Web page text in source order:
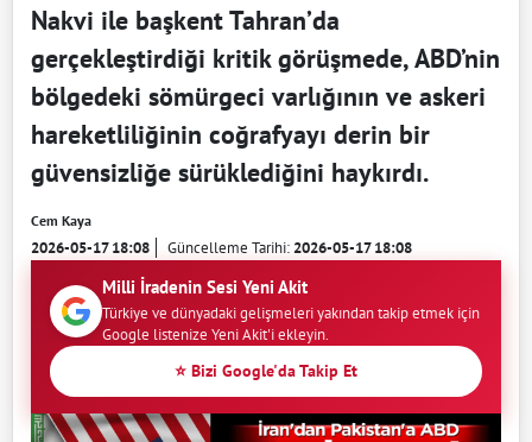
Nakvi ile başkent Tahran’da
gerçekleştirdiği kritik görüşmede, ABD’nin
bölgedeki sömürgeci varlığının ve askeri
hareketliliğinin coğrafyayı derin bir
güvensizliğe sürüklediğini haykırdı.
Cem Kaya
2026-05-17 18:08 Güncelleme Tarihi:2026-05-17 18:08
Milli İradenin Sesi Yeni Akit
Türkiye ve dünyadaki gelişmeleri yakından takip etmek için
Google listenize Yeni Akit'i ekleyin.
⭐ Bizi Google'da Takip Et